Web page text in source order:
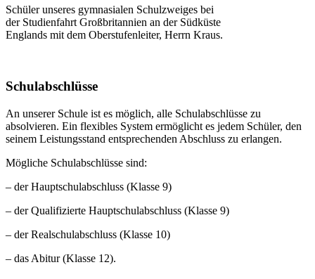
Schüler unseres gymnasialen Schulzweiges bei
der Studienfahrt Großbritannien an der Südküste
Englands mit dem Oberstufenleiter, Herrn Kraus.
Schulabschlüsse
An unserer Schule ist es möglich, alle Schulabschlüsse zu
absolvieren. Ein flexibles System ermöglicht es jedem Schüler, den
seinem Leistungsstand entsprechenden Abschluss zu erlangen.
Mögliche Schulabschlüsse sind:
– der Hauptschulabschluss (Klasse 9)
– der Qualifizierte Hauptschulabschluss (Klasse 9)
– der Realschulabschluss (Klasse 10)
– das Abitur (Klasse 12).